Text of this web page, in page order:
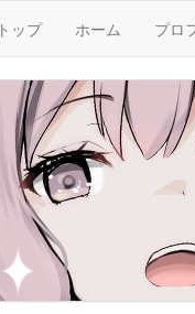
トップ ホーム プロ